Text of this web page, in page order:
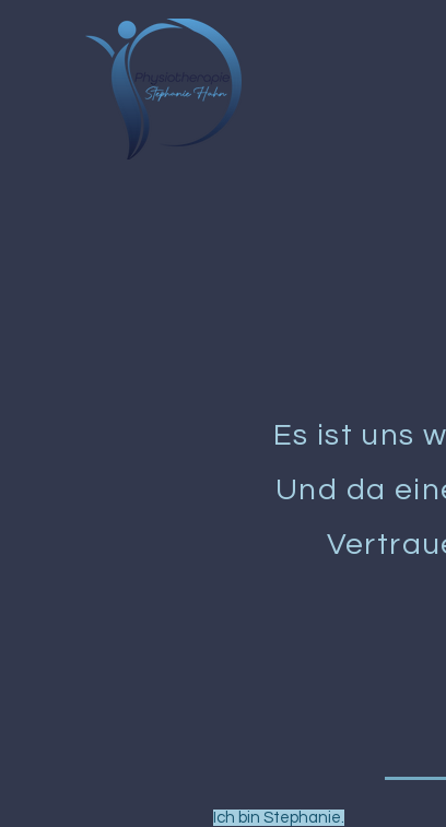
Es ist uns
Und da
Ich bin Stephanie.